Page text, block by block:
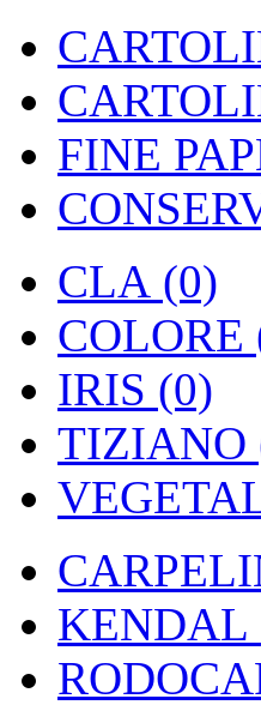
FINE
CLA (0)
COLORE
IRIS (0)
TIZIANO
KENDAL